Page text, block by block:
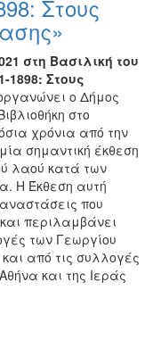
Στους
στη Βασιλική του
1898: Στους
ο Δήμος
στο
χρόνια από την
σημαντική έκθεση
λαού κατά των
Η Έκθεση αυτή
που
περιλαμβάνει
των Γεωργίου
από τις συλλογές
και της Ιεράς